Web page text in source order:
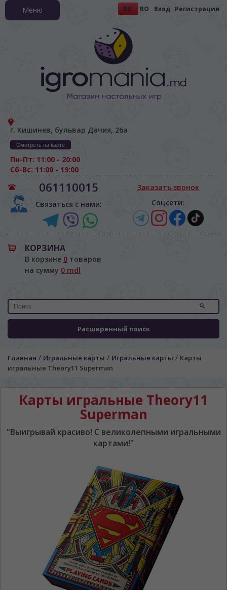
RU RO Вход Регистрация
г. Кишинев, бульвар Дачия, 26а
Смотреть на карте
Пн-Пт: 11:00 - 20:00
Сб-Вс: 11:00 - 19:00
061110015
Связаться с нами:
Заказать звонок
Соцсети:
КОРЗИНА
В корзине 0 товаров
на сумму 0 mdl
Расширенный поиск
Меню
Главная / Игральные карты / Игральные карты / Карты
игральные Theory11 Superman
Карты игральные Theory11
Superman
"Выигрывай красиво! С великолепными игральными
картами!"
На каком языке Вы хотите
просматривать наш сайт?
În ce limbă ați dori să vedeți site-ul nostru?
Беспокоим Вас только один раз, далее
сохраним Ваш выбор языка.
Vă vom deranja doar o singură dată, apoi vă
vom salva alegerea limbii.
Если вы хотите переключить язык
сайта, то это можно всегда сделать в
правом верхнем углу страницы.